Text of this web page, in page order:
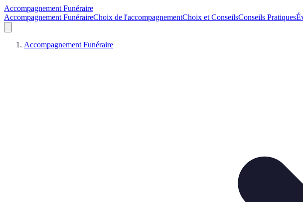
Accompagnement Funéraire
Accompagnement FunéraireChoix de l'accompagnementChoix et ConseilsConseils Pratiques
Accompagnement Funéraire